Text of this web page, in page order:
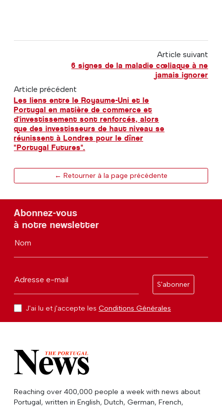
Article suivant
6 signes de la maladie cœliaque à ne
jamais ignorer
Article précédent
Les liens entre le Royaume-Uni et le
Portugal en matière de commerce et
d'investissement sont renforcés, alors
que des investisseurs de haut niveau se
réunissent à Londres pour le dîner
"Portugal Futures".
← Retourner à la page précédente
Abonnez-vous
à notre newsletter
Nom
Adresse e-mail
S'abonner
J'ai lu et j'accepte les Conditions Générales
Reaching over 400,000 people a week with news about
Portugal, written in English, Dutch, German, French,